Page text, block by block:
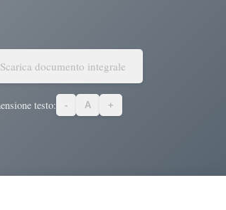
Scarica documento integrale
testo: - A +